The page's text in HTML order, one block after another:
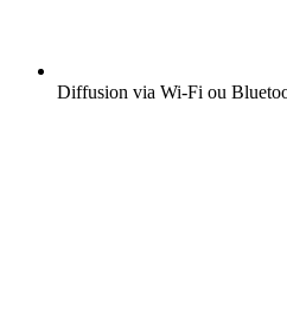
Diffusion via Wi-Fi ou